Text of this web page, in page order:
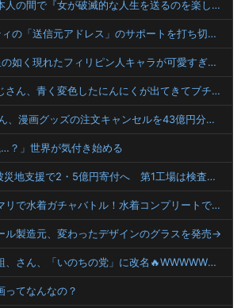
【画像】韓国人「日本人の間で『女が破滅的な人生を送るのを楽しむ陰湿な趣味』が流行っている」119万バズ
Gmail、サードパーティの「送信元アドレス」のサポートを打ち切りへ
【画像】スト6に彗星の如く現れたフィリピン人キャラが可愛すぎると話題に！
【悲報】ラーメンおじさん、青く変色したにんにくが出てきてブチギレwwwwwwwwww
【画像】32歳美人さん、漫画グッズの注文キャンセルを43億円分繰り返しまくり逮捕
？」世界が気付き始める
TSMC、熊本地震の被災地支援で2・5億円寄付へ 第1工場は検査終了し通常生産に
【ホロライブ】ぺこマリで水着ガチャバトル！水着コンプリートできるのはどっちだ！！【宝鐘マリン・兎田ぺこら】
ル製造元、変わったデザインのグラスを発売→
【速報】れいわ新選組、さん、「いのちの党」に改名🔥WWWWWWWWWWW
ってなんなの？